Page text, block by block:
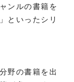
ンルの書籍を
といったシリ
野の書籍を出